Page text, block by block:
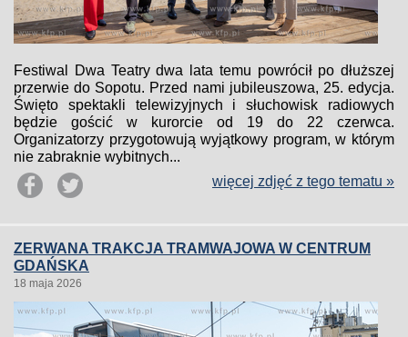
Festiwal Dwa Teatry dwa lata temu powrócił po dłuższej
przerwie do Sopotu. Przed nami jubileuszowa, 25. edycja.
Święto spektakli telewizyjnych i słuchowisk radiowych
będzie gościć w kurorcie od 19 do 22 czerwca.
Organizatorzy przygotowują wyjątkowy program, w którym
nie zabraknie wybitnych...
więcej zdjęć z tego tematu »
ZERWANA TRAKCJA TRAMWAJOWA W CENTRUM
GDAŃSKA
18 maja 2026